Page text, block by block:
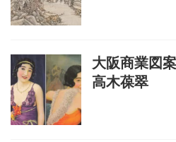
大阪商業図
高木葆翠